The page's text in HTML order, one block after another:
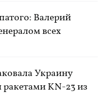
Валерий
всех
Украину
KN-23 из